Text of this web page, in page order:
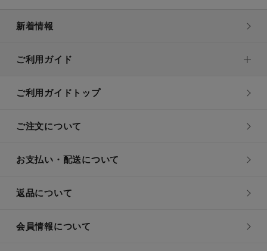
新着情報
ご利用ガイド
ご利用ガイドトップ
ご注文について
お支払い・配送について
返品について
会員情報について